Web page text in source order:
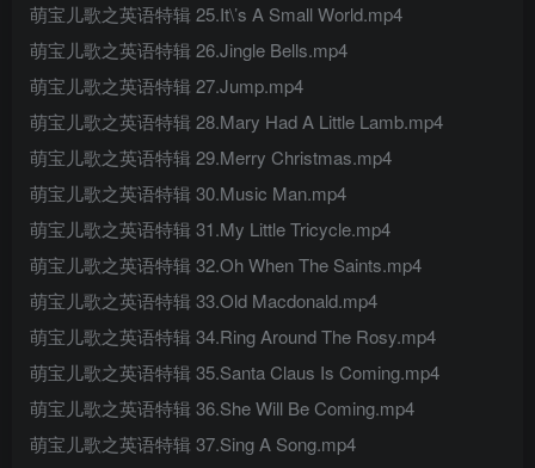
萌宝儿歌之英语特辑 25.It\’s A Small World.mp4
萌宝儿歌之英语特辑 26.Jingle Bells.mp4
萌宝儿歌之英语特辑 27.Jump.mp4
萌宝儿歌之英语特辑 28.Mary Had A Little Lamb.mp4
萌宝儿歌之英语特辑 29.Merry Christmas.mp4
萌宝儿歌之英语特辑 30.Music Man.mp4
萌宝儿歌之英语特辑 31.My Little Tricycle.mp4
萌宝儿歌之英语特辑 32.Oh When The Saints.mp4
萌宝儿歌之英语特辑 33.Old Macdonald.mp4
萌宝儿歌之英语特辑 34.Ring Around The Rosy.mp4
萌宝儿歌之英语特辑 35.Santa Claus Is Coming.mp4
萌宝儿歌之英语特辑 36.She Will Be Coming.mp4
萌宝儿歌之英语特辑 37.Sing A Song.mp4